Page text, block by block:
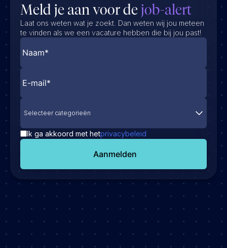
Meld je aan voor dejob-alert
Laat ons weten wat je zoekt. Dan weten wij jou meteen
te vinden als we een vacature hebben die bij jou past!
Selecteer categorieën
Ik ga akkoord met hetprivacybeleid
Aanmelden